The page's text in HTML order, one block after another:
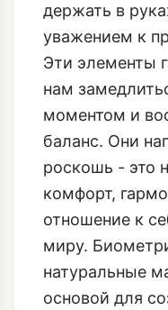
держать в
уважением к
Эти элементы
нам
моментом и
баланс. Они
роскошь - это
комфорт,
отношение к
миру.
натуральные
основой для